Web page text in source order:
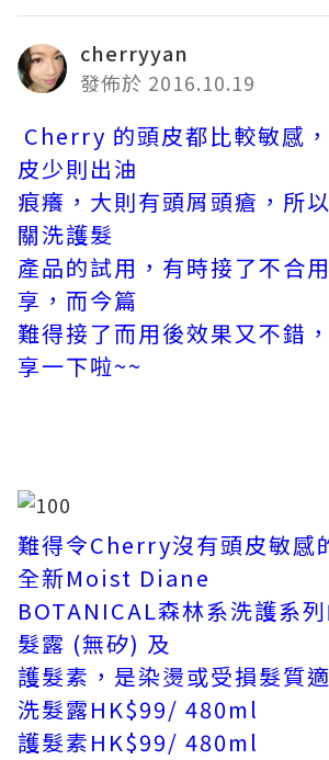
cherryyan
發佈於 2016.10.19
Cherry 的頭皮都比較敏感
皮少則出油
痕癢，大則有頭屑頭瘡，所
關洗護髮
產品的試用，有時接了不合
享，而今篇
難得接了而用後效果又不錯
享一下啦~~
難得令Cherry沒有頭皮敏感
全新Moist Diane
BOTANICAL森林系洗護系
髮露 (無矽) 及
護髮素，是染燙或受損髮質
洗髮露HK$99/ 480ml
護髮素HK$99/ 480ml